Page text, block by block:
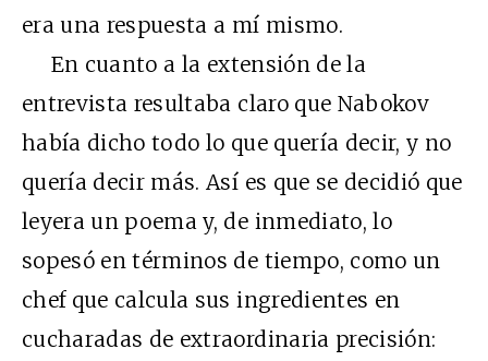
era una respuesta a mí mismo.
En cuanto a la extensión de la
entrevista resultaba claro que Nabokov
había dicho todo lo que quería decir, y no
quería decir más. Así es que se decidió que
leyera un poema y, de inmediato, lo
sopesó en términos de tiempo, como un
chef que calcula sus ingredientes en
cucharadas de extraordinaria precisión: